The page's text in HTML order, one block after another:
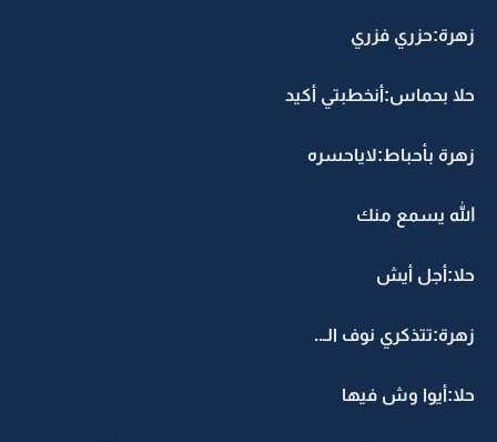
زهرة:حزري فزري
حلا بحماس:أنخطبتي أكيد
زهرة بأحباط:لاياحسره
الله يسمع منك
حلا:أجل أيش
زهرة:تتذكري نوف الـ..
حلا:أيوا وش فيها